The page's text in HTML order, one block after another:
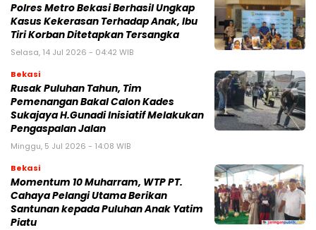
Polres Metro Bekasi Berhasil Ungkap
Kasus Kekerasan Terhadap Anak, Ibu
Tiri Korban Ditetapkan Tersangka
Selasa, 14 Jul 2026 - 04:42 WIB
Bekasi
Rusak Puluhan Tahun, Tim
Pemenangan Bakal Calon Kades
Sukajaya H.Gunadi Inisiatif Melakukan
Pengaspalan Jalan
Minggu, 5 Jul 2026 - 14:08 WIB
Bekasi
Momentum 10 Muharram, WTP PT.
Cahaya Pelangi Utama Berikan
Santunan kepada Puluhan Anak Yatim
Piatu